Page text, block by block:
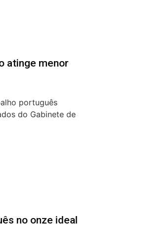
atinge menor
português
do Gabinete de
no onze ideal